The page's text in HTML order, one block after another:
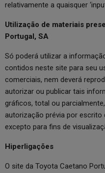
relativamente a quaisquer
Utilização de materiais
Portugal, SA
Só poderá utilizar a
contidos neste site para seu
comerciais, nem deverá
autorizar ou publicar tais
gráficos, total ou
autorização prévia por escrito
excepto para fins de
Hiperligações
O site da Toyota Caetano